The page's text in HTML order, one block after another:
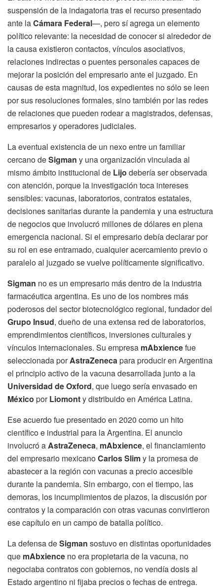
suspensión de la indagatoria tras el recurso presentado
ante laCámara Federal—, pero sí agrega un elemento
político relevante: la necesidad de conocer si alrededor de
la causa existieron contactos, vínculos asociativos,
relaciones indirectas o puentes personales capaces de
mejorar la posición del empresario ante el juzgado. En
causas de esta magnitud, los expedientes no sólo se leen
por sus resoluciones formales, sino también por las redes
de relaciones que pueden rodear a magistrados, defensas,
empresarios y operadores judiciales.
La eventual existencia de un nexo entre un familiar
cercano deSigman y una organización vinculada al
mismo ámbito institucional de Lijo debería ser observada
con atención, porque la investigación toca intereses
sensibles: vacunas, laboratorios, contratos estatales,
decisiones sanitarias durante la pandemia y una estructura
de negocios que involucró millones de dólares en plena
emergencia nacional. Si el empresario debía declarar por
su rol en ese entramado, cualquier acercamiento previo o
paralelo al juzgado se vuelve políticamente significativo.
Sigman no es un empresario más dentro de la industria
farmacéutica argentina. Es uno de los nombres más
poderosos del sector biotecnológico regional, fundador del
Grupo Insud, dueño de una extensa red de laboratorios,
emprendimientos científicos, inversiones culturales y
vínculos internacionales. Su empresa mAbxiencefue
seleccionada porAstraZenecapara producir en Argentina
el principio activo de la vacuna desarrollada junto a la
Universidad de Oxford, que luego sería envasado en
México porLiomonty distribuido en América Latina.
Ese acuerdo fue presentado en 2020 como un hito
científico e industrial para la Argentina. El anuncio
involucró aAstraZeneca, mAbxience, el financiamiento
del empresario mexicanoCarlos Slimy la promesa de
abastecer a la región con vacunas a precio accesible
durante la pandemia. Sin embargo, con el tiempo, las
demoras, los incumplimientos de plazos, la discusión por
contratos y la comparación con otras vacunas convirtieron
ese capítulo en un campo de batalla político.
La defensa deSigman sostuvo en distintas oportunidades
que mAbxience no era propietaria de la vacuna, no
negociaba contratos con gobiernos, no vendía dosis al
Estado argentino ni fijaba precios o fechas de entrega.